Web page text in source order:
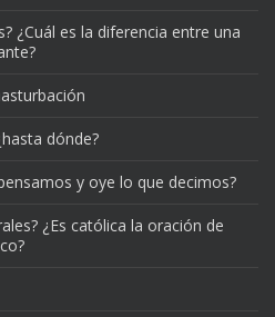
¿Cuál es la diferencia entre una
dónde?
y oye lo que decimos?
¿Es católica la oración de